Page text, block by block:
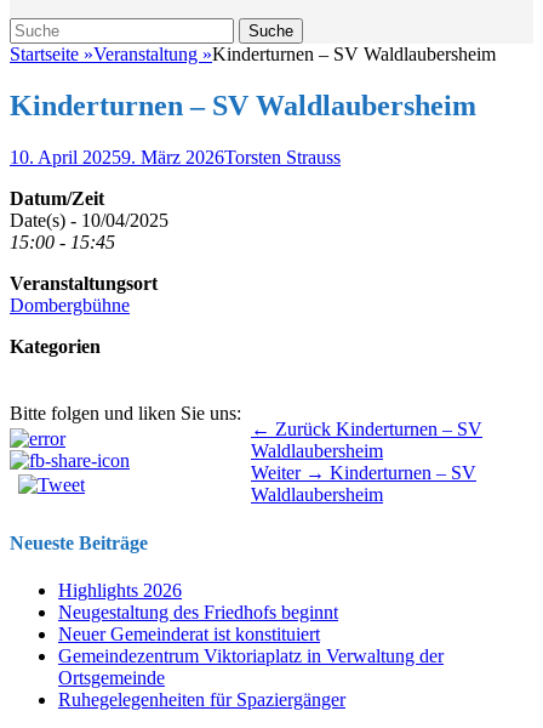
Suche
Suche
nach:
Startseite »Veranstaltung »Kinderturnen – SV Waldlaubersheim
Kinderturnen – SV Waldlaubersheim
Veröffentlicht
10. April 20259. März 2026Autor
Torsten Strauss
Datum/Zeit
Date(s) - 10/04/2025
15:00 - 15:45
Veranstaltungsort
Dombergbühne
Kategorien
Bitte folgen und liken Sie uns:
Beitragsnavigation ← Zurück Vorhergehender
Beitrag:
Kinderturnen – SV
Waldlaubersheim
Weiter → Nächster
Beitrag:
Kinderturnen – SV
Waldlaubersheim
Neueste Beiträge
Highlights 2026
Neugestaltung des Friedhofs beginnt
Neuer Gemeinderat ist konstituiert
Gemeindezentrum Viktoriaplatz in Verwaltung der
Ortsgemeinde
Ruhegelegenheiten für Spaziergänger